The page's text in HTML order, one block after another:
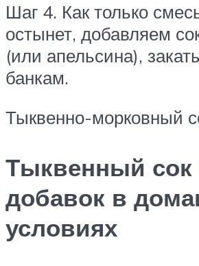
Шаг 4. Как только
остынет, добавляем
(или апельсина),
банкам.
Тыквенно-морковный
Тыквенный сок
добавок в
условиях